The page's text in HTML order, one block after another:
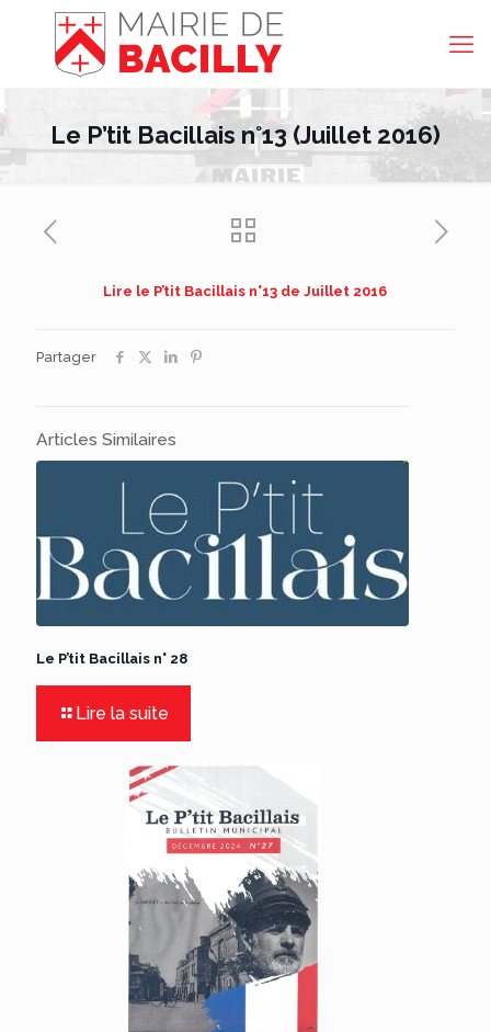
Le P’tit Bacillais n°13 (Juillet 2016)
Lire le P’tit Bacillais n°13 de Juillet 2016
Partager
Articles Similaires
Le P’tit Bacillais n° 28
Lire la suite